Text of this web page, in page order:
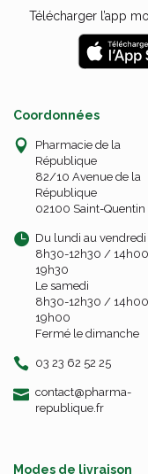
Télécharger l’app
Coordonnées
Pharmacie de la
République
82/10 Avenue de la
République
02100 Saint-Quentin
Du lundi au vendredi
8h30-12h30 /
19h30
Le samedi
8h30-12h30 /
19h00
Fermé le dimanche
03 23 62 52 25
contact-
@-
pharma-
republique.fr
Modes de livraison